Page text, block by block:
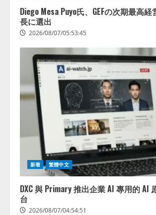
Diego Mesa Puyo氏、GEFの次期最高
長に選出
2026/08/07/05:53:45
新着 繁體中文
DXC 與 Primary 推出企業 AI 專用的 AI
台
2026/08/07/04:54:51